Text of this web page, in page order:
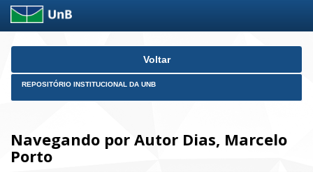
Skip
Voltar
REPOSITÓRIO INSTITUCIONAL DA UNB
Navegando por Autor Dias, Marcelo
Porto